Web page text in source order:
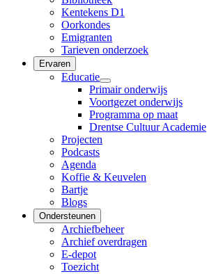
Kentekens D1
Oorkondes
Emigranten
Tarieven onderzoek
Ervaren
Educatie
Primair onderwijs
Voortgezet onderwijs
Programma op maat
Drentse Cultuur Academie
Projecten
Podcasts
Agenda
Koffie & Keuvelen
Bartje
Blogs
Ondersteunen
Archiefbeheer
Archief overdragen
E-depot
Toezicht